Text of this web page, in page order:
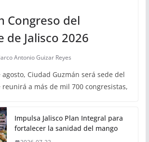
Congreso del
de Jalisco 2026
Antonio Guizar Reyes
agosto, Ciudad Guzmán será sede del
a más de mil 700 congresistas,
Impulsa Jalisco Plan Integral para
fortalecer la sanidad del mango